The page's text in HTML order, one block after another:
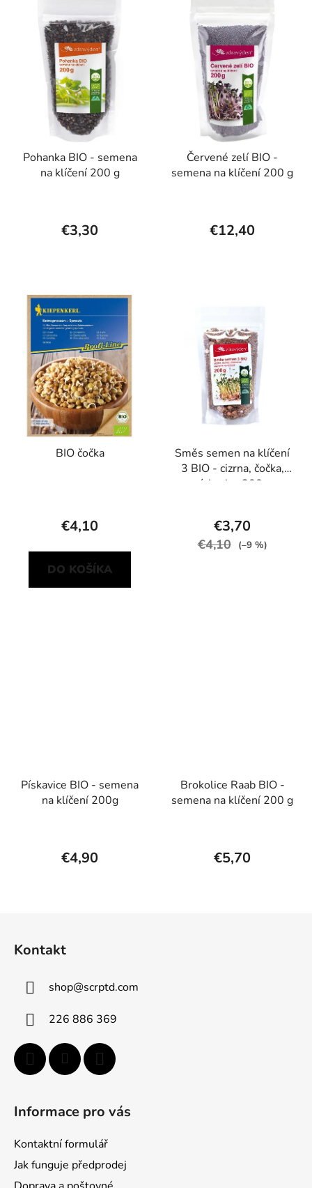
Pohanka BIO - semena
na klíčení 200 g
€3,30
Červené zelí BIO -
semena na klíčení 200 g
€12,40
BIO čočka
€4,10
DO KOŠÍKA
Směs semen na klíčení
3 BIO - cizrna, čočka,
pískavice 200 g
€3,70
€4,10 (–9 %)
Pískavice BIO - semena
na klíčení 200g
€4,90
Brokolice Raab BIO -
semena na klíčení 200 g
€5,70
Kontakt
shop@scrptd.com
226 886 369
Informace pro vás
Kontaktní formulář
Jak funguje předprodej